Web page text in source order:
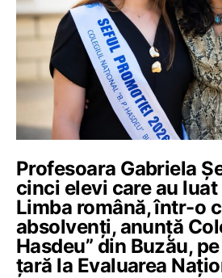
Profesoara Gabriela
cinci elevi care au luat
Limba română, într-o
absolvenți, anunță
Hasdeu” din Buzău,
țară la Evaluarea